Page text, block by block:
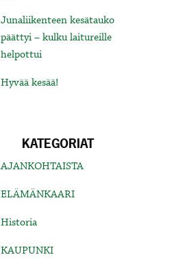
Junaliikenteen kesätauko
päättyi – kulku laitureille
helpottui
Hyvää kesää!
KATEGORIAT
AJANKOHTAISTA
ELÄMÄNKAARI
Historia
KAUPUNKI